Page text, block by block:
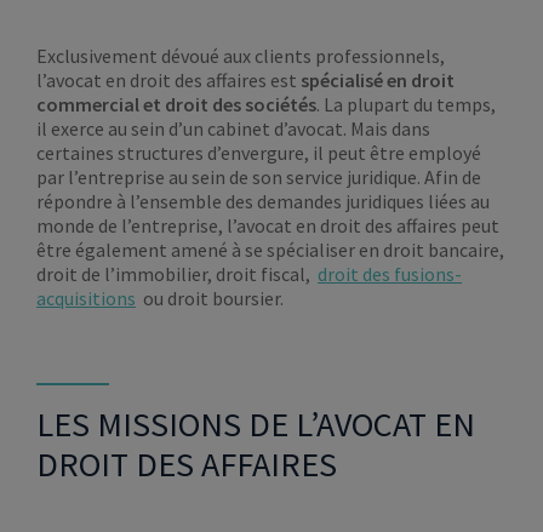
Exclusivement dévoué aux clients professionnels,
l’avocat en droit des affaires est spécialisé en droit
commercial et droit des sociétés. La plupart du temps,
il exerce au sein d’un cabinet d’avocat. Mais dans
certaines structures d’envergure, il peut être employé
par l’entreprise au sein de son service juridique. Afin de
répondre à l’ensemble des demandes juridiques liées au
monde de l’entreprise, l’avocat en droit des affaires peut
être également amené à se spécialiser en droit bancaire,
droit de l’immobilier, droit fiscal, droit des fusions-
acquisitions ou droit boursier.
LES MISSIONS DE L’AVOCAT EN
DROIT DES AFFAIRES